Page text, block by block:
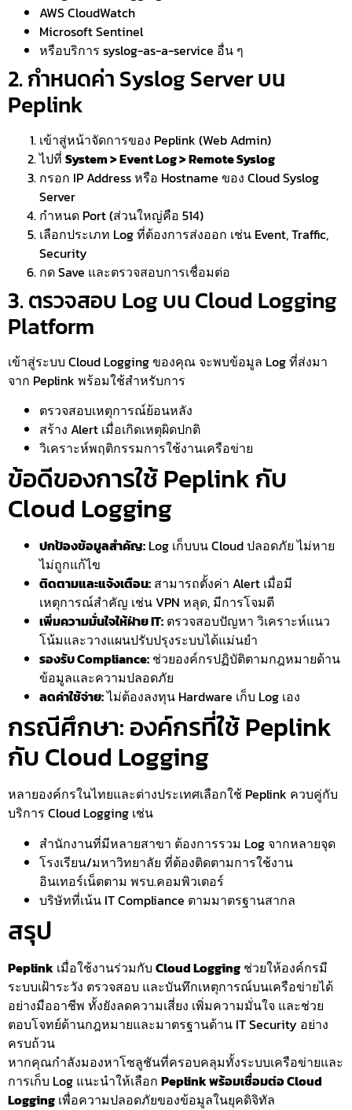
AWS CloudWatch
Microsoft Sentinel
หรือบริการ syslog-as-a-service อื่น ๆ
2. กำหนดค่า Syslog Server บน
Peplink
เข้าสู่หน้าจัดการของ Peplink (Web Admin)
ไปที่ System > Event Log > Remote Syslog
กรอก IP Address หรือ Hostname ของ Cloud Syslog
Server
กำหนด Port (ส่วนใหญ่คือ 514)
เลือกประเภท Log ที่ต้องการส่งออก เช่น Event, Traffic,
Security
กด Save และตรวจสอบการเชื่อมต่อ
3. ตรวจสอบ Log บน Cloud Logging
Platform
เข้าสู่ระบบ Cloud Logging ของคุณ จะพบข้อมูล Log ที่ส่งมา
จาก Peplink พร้อมใช้สำหรับการ
ตรวจสอบเหตุการณ์ย้อนหลัง
สร้าง Alert เมื่อเกิดเหตุผิดปกติ
วิเคราะห์พฤติกรรมการใช้งานเครือข่าย
ข้อดีของการใช้ Peplink กับ
Cloud Logging
ปกป้องข้อมูลสำคัญ: Log เก็บบน Cloud ปลอดภัย ไม่หาย
ไม่ถูกแก้ไข
ติดตามและแจ้งเตือน: สามารถตั้งค่า Alert เมื่อมี
เหตุการณ์สำคัญ เช่น VPN หลุด, มีการโจมตี
เพิ่มความมั่นใจให้ฝ่าย IT: ตรวจสอบปัญหา วิเคราะห์แนว
โน้มและวางแผนปรับปรุงระบบได้แม่นยำ
รองรับ Compliance: ช่วยองค์กรปฏิบัติตามกฎหมายด้าน
ข้อมูลและความปลอดภัย
ลดค่าใช้จ่าย:ไม่ต้องลงทุน Hardware เก็บ Log เอง
กรณีศึกษา: องค์กรที่ใช้ Peplink
กับ Cloud Logging
หลายองค์กรในไทยและต่างประเทศเลือกใช้ Peplink ควบคู่กับ
บริการ Cloud Logging เช่น
สำนักงานที่มีหลายสาขา ต้องการรวม Log จากหลายจุด
โรงเรียน/มหาวิทยาลัย ที่ต้องติดตามการใช้งาน
อินเทอร์เน็ตตาม พรบ.คอมพิวเตอร์
บริษัทที่เน้น IT Compliance ตามมาตรฐานสากล
สรุป
Peplink เมื่อใช้งานร่วมกับ Cloud Logging ช่วยให้องค์กรมี
ระบบเฝ้าระวัง ตรวจสอบ และบันทึกเหตุการณ์บนเครือข่ายได้
อย่างมืออาชีพ ทั้งยังลดความเสี่ยง เพิ่มความมั่นใจ และช่วย
ตอบโจทย์ด้านกฎหมายและมาตรฐานด้าน IT Security อย่าง
ครบถ้วน
หากคุณกำลังมองหาโซลูชันที่ครอบคลุมทั้งระบบเครือข่ายและ
การเก็บ Log แนะนำให้เลือก Peplink พร้อมเชื่อมต่อ Cloud
Logging เพื่อความปลอดภัยของข้อมูลในยุคดิจิทัล